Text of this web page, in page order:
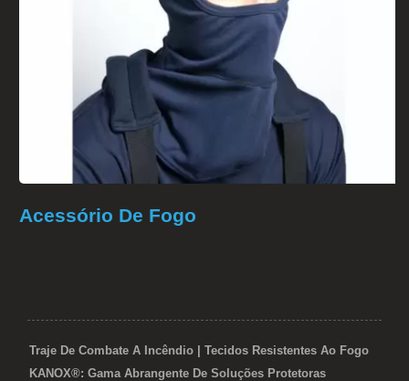
Acessório De Fogo
Traje De Combate A Incêndio | Tecidos Resistentes Ao Fogo
KANOX®: Gama Abrangente De Soluções Protetoras